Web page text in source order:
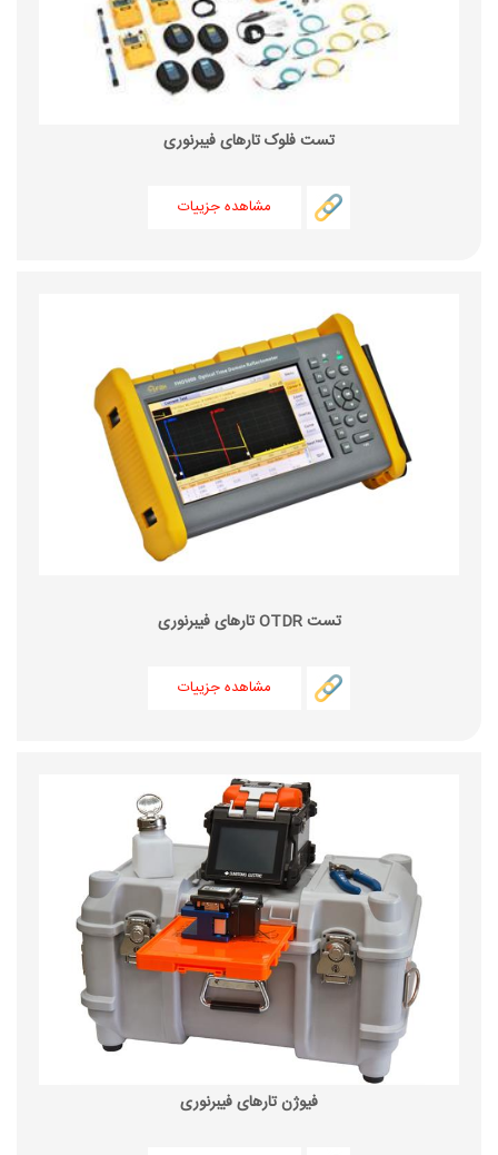
تست فلوک تارهای فیبرنوری
مشاهده جزییات
تست OTDR تارهای فیبرنوری
مشاهده جزییات
فیوژن تارهای فیبرنوری